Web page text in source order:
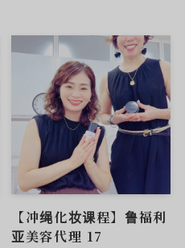
【冲绳化妆课程】鲁福利
亚美容代理 17